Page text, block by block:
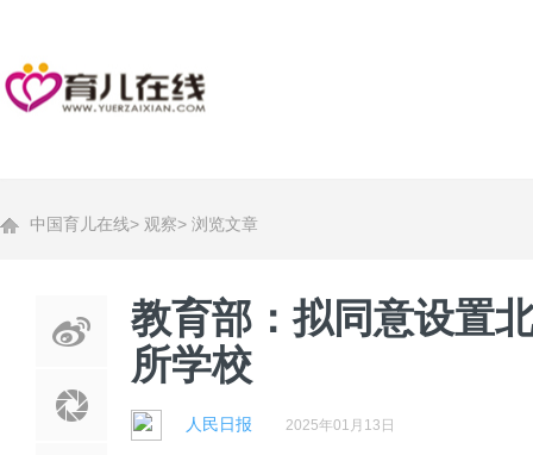
中国育儿在线> 观察> 浏览文章
教育部：拟同意设置
所学校
人民日报 2025年01月13日